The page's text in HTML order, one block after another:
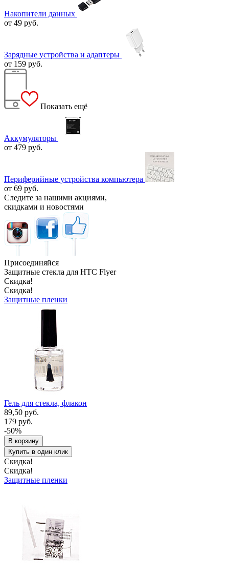
Накопители данных
от 49 руб.
Зарядные устройства и адаптеры
от 159 руб.
Показать ещё
Аккумуляторы
от 479 руб.
Периферийные устройства компьютера
от 69 руб.
Следите за нашими акциями,
скидками и новостями
Присоединяйся
Защитные стекла для HTC Flyer
Скидка!
Скидка!
Защитные пленки
Гель для стекла, флакон
89,50 руб.
179 руб.
-50%
В корзину
Купить в один клик
Скидка!
Скидка!
Защитные пленки